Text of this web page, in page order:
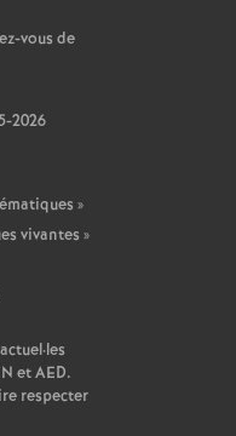
vous de
2026
»
vivantes »
·les
et AED.
respecter